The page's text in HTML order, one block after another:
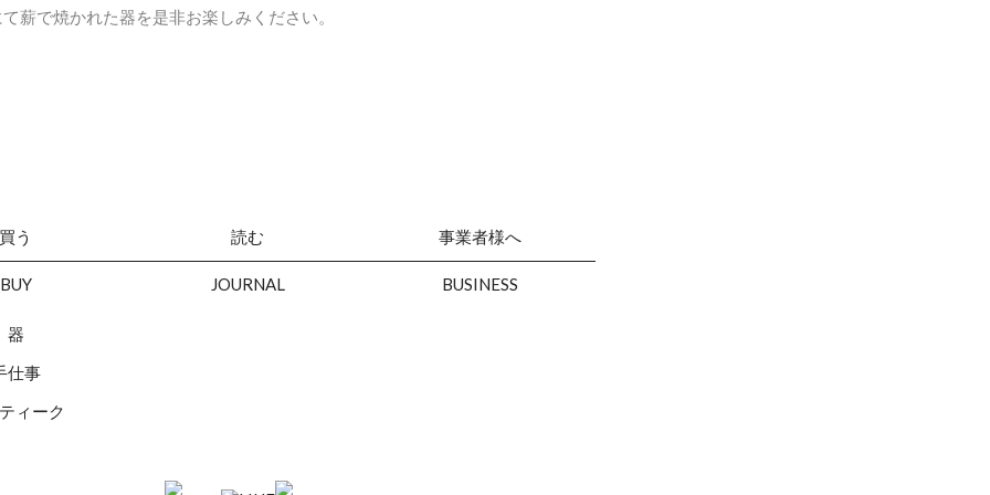
薪で焼かれた器を是非お楽しみください。
買う
BUY
器
仕事
ィーク
読む
JOURNAL
事業者様へ
BUSINESS